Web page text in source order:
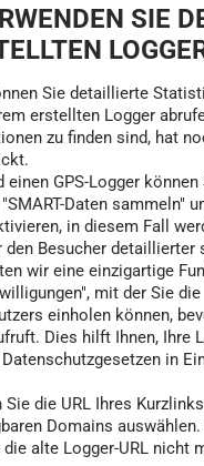
SIE
Sie detaillierte
erstellten Logger
zu finden sind, hat
einen GPS-Logger können
Daten sammeln"
in diesem Fall
Besucher detaillierter
wir eine einzigartige
mit der Sie die
einholen können,
Dies hilft Ihnen, Ihre
Datenschutzgesetzen in
die URL Ihres
Domains
alte Logger-URL nicht